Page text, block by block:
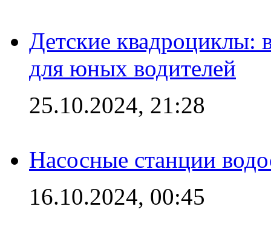
Детские квадроциклы:
для юных водителей
25.10.2024, 21:28
Насосные станции
16.10.2024, 00:45